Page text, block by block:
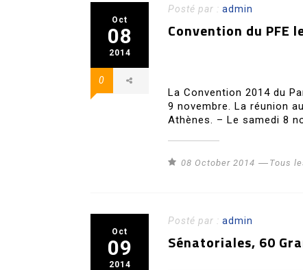
Oct
08
2014
0
Posté par : admin
Convention du PFE
La Convention 2014 du
9 novembre. La réunion
Athènes. – Le samedi 8
08 October 2014 Tous
Oct
09
2014
Posté par : admin
Sénatoriales, 60